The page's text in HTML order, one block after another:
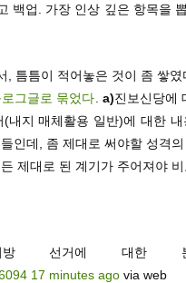
백업. 가장 인상 깊은 항목을
틈틈이 적어놓은 것이 좀 쌓
그글로 묶었다 a)진보신당에
(내지 매체활용 일반)에 대한
인데, 좀 제대로 써야할 성격
제대로 된 계기가 주어져야 비
선거에 대한 분
17 minutes agovia web